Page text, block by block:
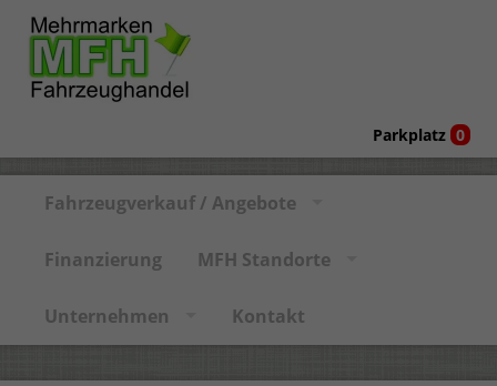
Parkplatz 0
Fahrzeugverkauf / Angebote
Finanzierung MFH Standorte
Unternehmen Kontakt